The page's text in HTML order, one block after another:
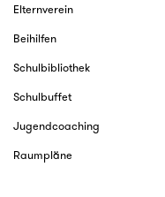
Elternverein
Beihilfen
Schulbibliothek
Schulbuffet
Jugendcoaching
Raumpläne